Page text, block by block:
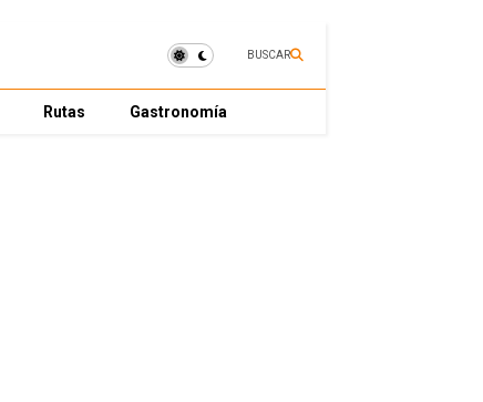
BUSCAR
Rutas Gastronomía